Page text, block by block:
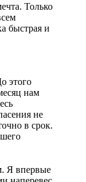
Только
быстрая и
этого
нам
не
в срок.
Я впервые